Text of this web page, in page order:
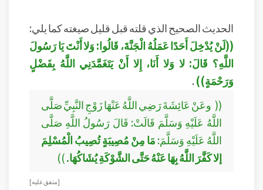
الحديث الصحيح الذي قلته قبل قليل صيغته كما يلي:
((لَنْ يُدْخِلَ أَحَدًا عَمَلُهُ الْجَنَّةَ، قَالُوا: وَلا أَنْتَ يَا رَسُولَ
اللَّهِ؟ قَالَ: لا وَلا أَنَا، إِلا أَنْ يَتَغَمَّدَنِي اللَّهُ بِفَضْلٍ
وَرَحْمَةٍ)).
(( وعَنْ عَائِشَةَ رَضِي اللَّهُ عَنْهَا زَوْجِ النَّبِيِّ صَلَّى
اللَّهُ عَلَيْهِ وَسَلَّمَ قَالَتْ: قَالَ رَسُولُ اللَّهِ صَلَّى
اللَّهُ عَلَيْهِ وَسَلَّمَ:مَا مِنْ مُصِيبَةٍ تُصِيبُ الْمُسْلِمَ
إلا كَفَّرَ اللَّهُ بِهَا عَنْهُ حَتَّى الشَّوْكَةِ يُشَاكُهَا.))
[ متفق عليه ]